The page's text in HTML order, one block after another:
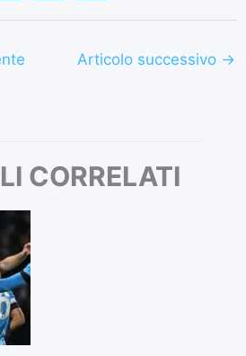
Articolo successivo →
CORRELATI